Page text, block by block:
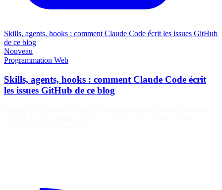
Skills, agents, hooks : comment Claude Code écrit les issues GitHub
de ce blog
Nouveau
Programmation Web
Skills, agents, hooks : comment Claude Code écrit
les issues GitHub de ce blog